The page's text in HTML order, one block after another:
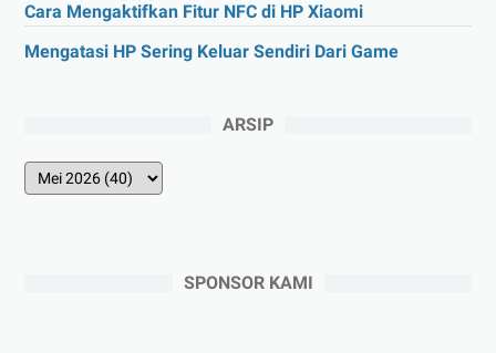
Cara Mengaktifkan Fitur NFC di HP Xiaomi
Mengatasi HP Sering Keluar Sendiri Dari Game
ARSIP
SPONSOR KAMI